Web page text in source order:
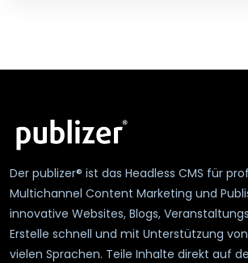
Der publizer® ist das Headless CMS für
Multichannel Content Marketing und
innovative Websites, Blogs,
Erstelle schnell und mit Unterstützung
vielen Sprachen. Teile Inhalte direkt auf